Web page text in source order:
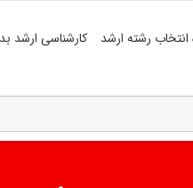
رشته ارشد کارشناسی ارشد